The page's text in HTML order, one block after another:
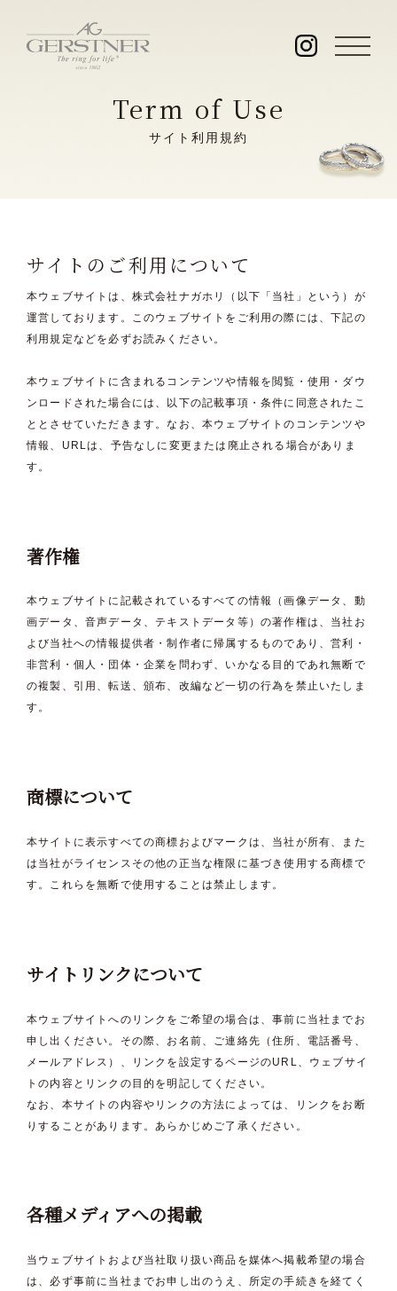
Term of Use
サイト利用規約
サイトのご利用について
本ウェブサイトは、株式会社ナガホリ（以下「当社」という）が
運営しております。このウェブサイトをご利用の際には、下記の
利用規定などを必ずお読みください。
本ウェブサイトに含まれるコンテンツや情報を閲覧・使用・ダウ
ンロードされた場合には、以下の記載事項・条件に同意されたこ
ととさせていただきます。なお、本ウェブサイトのコンテンツや
情報、URLは、予告なしに変更または廃止される場合がありま
す。
著作権
本ウェブサイトに記載されているすべての情報（画像データ、動
画データ、音声データ、テキストデータ等）の著作権は、当社お
よび当社への情報提供者・制作者に帰属するものであり、営利・
非営利・個人・団体・企業を問わず、いかなる目的であれ無断で
の複製、引用、転送、頒布、改編など一切の行為を禁止いたしま
す。
商標について
本サイトに表示すべての商標およびマークは、当社が所有、また
は当社がライセンスその他の正当な権限に基づき使用する商標で
す。これらを無断で使用することは禁止します。
サイトリンクについて
本ウェブサイトへのリンクをご希望の場合は、事前に当社までお
申し出ください。その際、お名前、ご連絡先（住所、電話番号、
メールアドレス）、リンクを設定するページのURL、ウェブサイ
トの内容とリンクの目的を明記してください。
なお、本サイトの内容やリンクの方法によっては、リンクをお断
りすることがあります。あらかじめご了承ください。
各種メディアへの掲載
当ウェブサイトおよび当社取り扱い商品を媒体へ掲載希望の場合
は、必ず事前に当社までお申し出のうえ、所定の手続きを経てく